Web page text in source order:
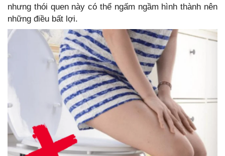
nhưng thói quen này có thể ngấm ngầm hình thành nên
những điều bất lợi.